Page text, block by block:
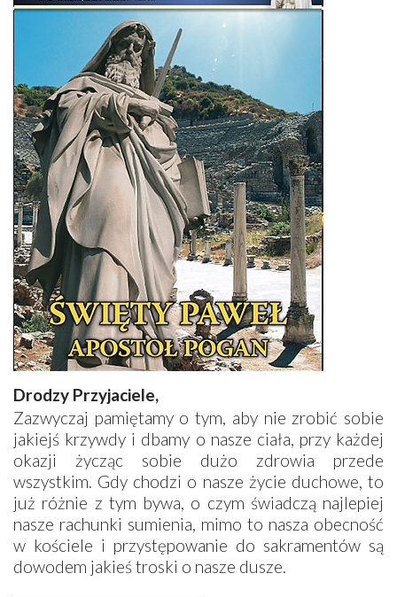
Drodzy Przyjaciele,
Zazwyczaj pamiętamy o tym, aby nie zrobić sobie
jakiejś krzywdy i dbamy o nasze ciała, przy każdej
okazji życząc sobie dużo zdrowia przede
wszystkim. Gdy chodzi o nasze życie duchowe, to
już różnie z tym bywa, o czym świadczą najlepiej
nasze rachunki sumienia, mimo to nasza obecność
w kościele i przystępowanie do sakramentów są
dowodem jakieś troski o nasze dusze.